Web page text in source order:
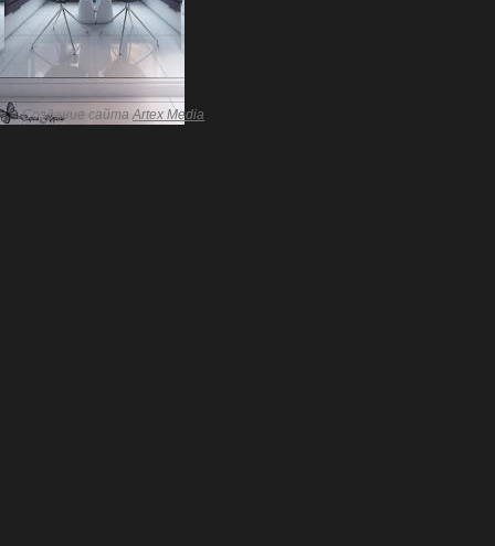
Создание сайтаArtex Media